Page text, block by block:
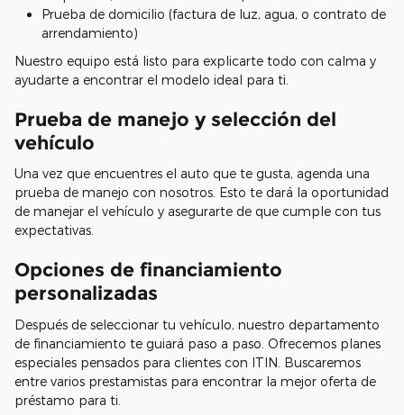
Prueba de domicilio (factura de luz, agua, o contrato de
arrendamiento)
Nuestro equipo está listo para explicarte todo con calma y
ayudarte a encontrar el modelo ideal para ti.
Prueba de manejo y selección del
vehículo
Una vez que encuentres el auto que te gusta, agenda una
prueba de manejo con nosotros. Esto te dará la oportunidad
de manejar el vehículo y asegurarte de que cumple con tus
expectativas.
Opciones de financiamiento
personalizadas
Después de seleccionar tu vehículo, nuestro departamento
de financiamiento te guiará paso a paso. Ofrecemos planes
especiales pensados para clientes con ITIN. Buscaremos
entre varios prestamistas para encontrar la mejor oferta de
préstamo para ti.